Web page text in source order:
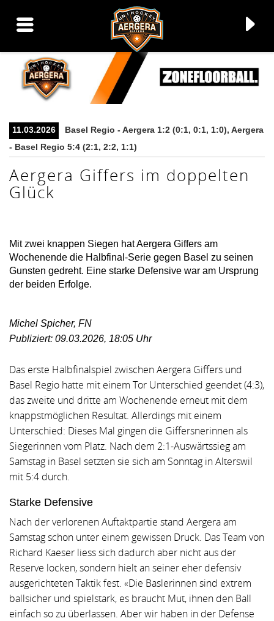
▼
11.03.2026
Basel Regio - Aergera 1:2 (0:1, 0:1, 1:0), Aergera
- Basel Regio 5:4 (2:1, 2:2, 1:1)
Aergera Giffers im doppelten
Glück
Mit zwei knappen Siegen hat Aergera Giffers am
Wochenende die Halbfinal-Serie gegen Basel zu seinen
Gunsten gedreht. Eine starke Defensive war am Ursprung
der beiden Erfolge.
Michel Spicher, FN
Publiziert: 09.03.2026, 18:05 Uhr
Das erste Halbfinalspiel zwischen Aergera Giffers und
Basel Regio hatte mit einem Tor Unterschied geendet (4:3),
das zweite und dritte am Wochenende erneut mit dem
knappstmöglichen Resultat. Allerdings mit einem
Unterschied: Dieses Mal gingen die Giffersnerinnen als
Siegerinnen vom Platz. Nach dem 2:1-Auswärtssieg am
Samstag in Basel setzten sie sich am Sonntag in Alterswil
mit 5:4 durch.
Starke Defensive
Nach der verlorenen Auftaktpartie stand Aergera am
Samstag schon unter einem gewissen Druck. Das Team von
Richard Kaeser liess sich dadurch aber nicht aus der
Reserve locken, sondern hielt an seiner eher defensiv
ausgerichteten Taktik fest. «Die Baslerinnen sind extrem
ballsicher und spielstark, es braucht Mut, ihnen den Ball
einfach so zu überlassen. Aber wir haben in der Defense